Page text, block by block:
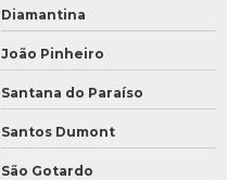
Diamantina
João Pinheiro
Santana do Paraíso
Santos Dumont
São Gotardo